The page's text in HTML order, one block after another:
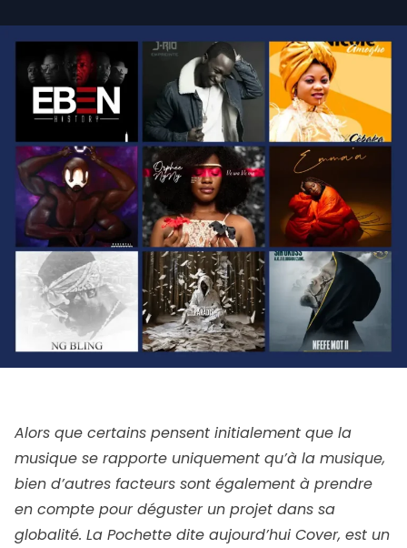
Alors que certains pensent initialement que la
musique se rapporte uniquement qu’à la musique,
bien d’autres facteurs sont également à prendre
en compte pour déguster un projet dans sa
globalité. La Pochette dite aujourd’hui Cover, est un